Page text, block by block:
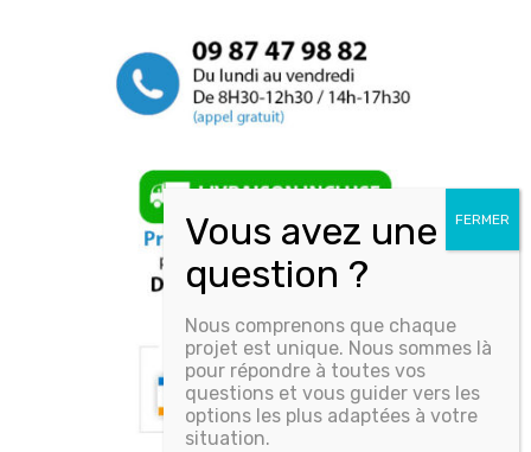
Nous comprenons que chaque
projet est unique. Nous sommes là
pour répondre à toutes vos
questions et vous guider vers les
options les plus adaptées à votre
situation.